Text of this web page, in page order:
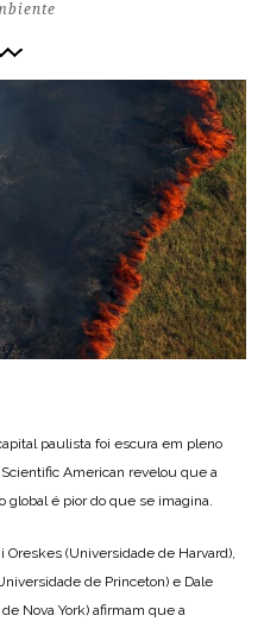
paulista foi escura em pleno
American revelou que a
global é pior do que se imagina.
Oreskes (Universidade de Harvard),
de Princeton) e Dale
Nova York) afirmam que a